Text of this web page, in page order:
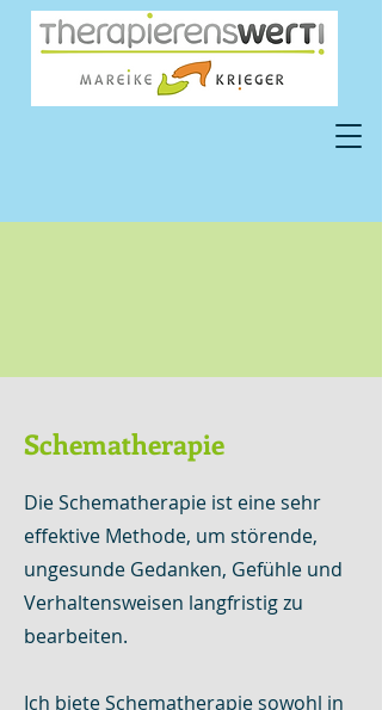
Schematherapie
Die Schematherapie ist eine sehr
effektive Methode, um störende,
ungesunde Gedanken, Gefühle und
Verhaltensweisen langfristig zu
bearbeiten.
Ich bieteSchematherapiesowohl in